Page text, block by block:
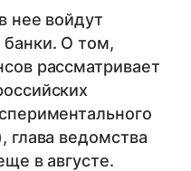
нее войдут
О том,
рассматривает
ведомства
в августе.